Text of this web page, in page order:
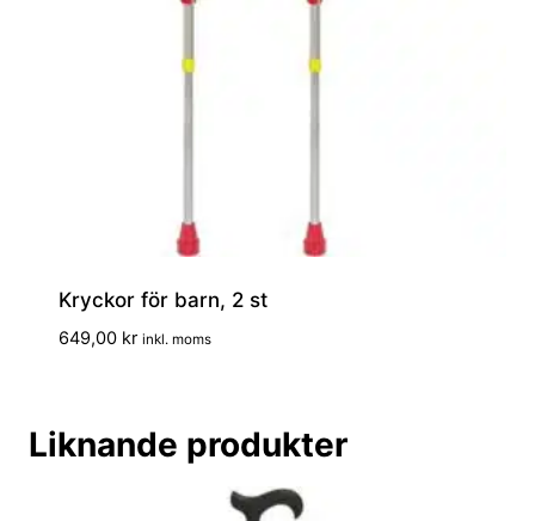
Kryckor för barn, 2 st
649,00 kr inkl. moms
Liknande produkter